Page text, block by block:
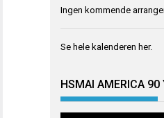
Ingen kommende
Se hele kalenderen her.
HSMAI AMERICA 90